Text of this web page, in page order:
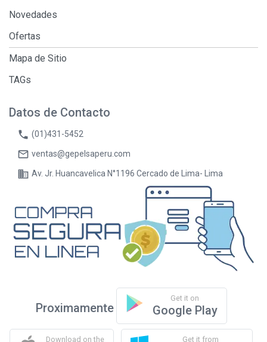
Novedades
Ofertas
Mapa de Sitio
TAGs
Datos de Contacto
phone (01)431-5452
mail_outline ventas@gepelsaperu.com
business Av. Jr. Huancavelica N°1196 Cercado de Lima- Lima
Proximamente
Get it on
Google Play
Download on the Get it from